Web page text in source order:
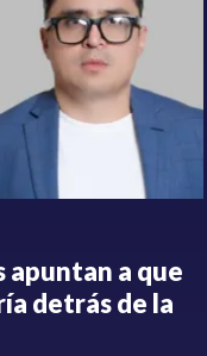
apuntan a que
detrás de la